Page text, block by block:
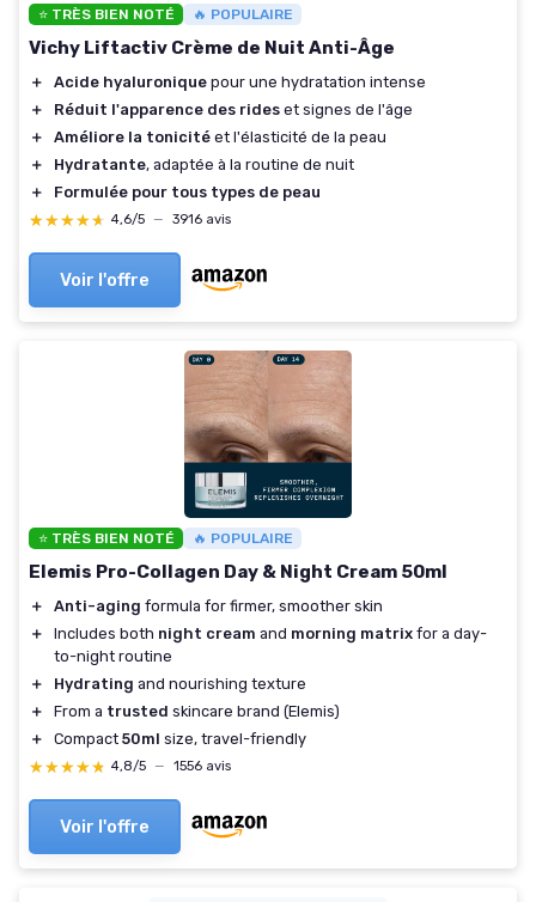
⭐ TRÈS BIEN NOTÉ 🔥 POPULAIRE
Vichy Liftactiv Crème de Nuit Anti-Âge
＋ Acide hyaluronique pour une hydratation intense
＋
Réduit l'apparence des rides et signes de l'âge
＋
Améliore la tonicité et l'élasticité de la peau
＋
Hydratante, adaptée à la routine de nuit
＋
Formulée pour tous types de peau
★★★★★
★★★★★ 4,6/5 — 3916 avis
Voir l'offre
⭐ TRÈS BIEN NOTÉ 🔥 POPULAIRE
Elemis Pro-Collagen Day & Night Cream 50ml
＋ Anti-aging formula for firmer, smoother skin
＋
Includes both night cream and morning matrix for a day-
to-night routine
＋
Hydrating and nourishing texture
＋
From a trusted skincare brand (Elemis)
＋
Compact 50ml size, travel-friendly
★★★★★
★★★★★ 4,8/5 — 1556 avis
Voir l'offre